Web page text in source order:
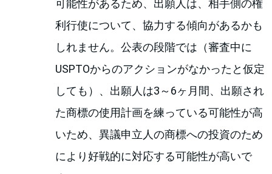
可能性があるため、出願人は、相手側の権
利行使について、協力する傾向があるかも
しれません。公表の段階では（審査中に
USPTOからのアクションがなかったと仮定
しても）、出願人は3～6ヶ月間、出願され
た商標の使用計画を練っている可能性が高
いため、異議申立人の商標への投資のため
により好戦的に対応する可能性が高いで